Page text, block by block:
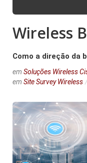
Wireless
Como a direção da
em Soluções Wireless
em Site Survey Wireless